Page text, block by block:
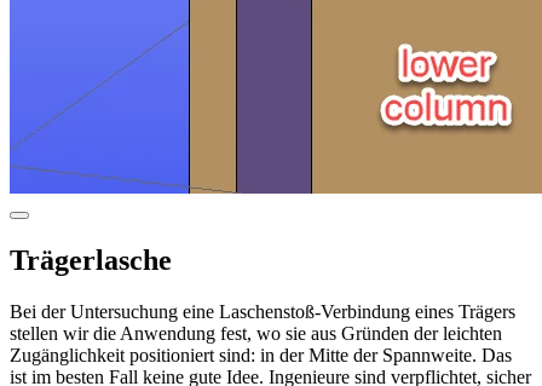
Trägerlasche
Bei der Untersuchung eine Laschenstoß-Verbindung eines Trägers
stellen wir die Anwendung fest, wo sie aus Gründen der leichten
Zugänglichkeit positioniert sind: in der Mitte der Spannweite. Das
ist im besten Fall keine gute Idee. Ingenieure sind verpflichtet, sicher